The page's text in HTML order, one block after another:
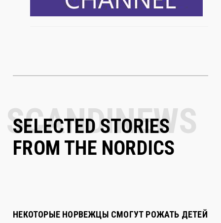
SELECTED STORIES
FROM THE NORDICS
НЕКОТОРЫЕ НОРВЕЖЦЫ СМОГУТ РОЖАТЬ ДЕТЕЙ